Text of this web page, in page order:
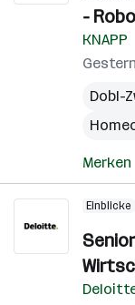
-
KNAPP
Dobl-
Merken
Einblicke